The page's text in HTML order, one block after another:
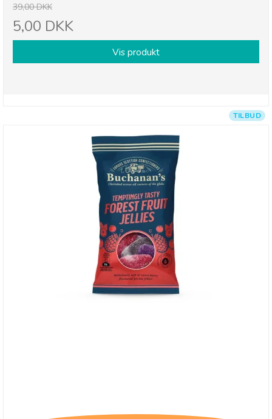
39,00 DKK
5,00 DKK
Vis produkt
TILBUD